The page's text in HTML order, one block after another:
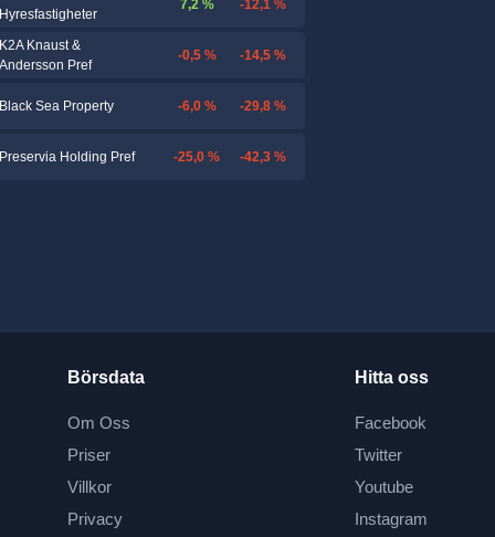
Hyresfastigheter
7,2 % -12,1 %
K2A Knaust &
Andersson Pref
-0,5 % -14,5 %
Black Sea Property -6,0 % -29,8 %
Preservia Holding Pref -25,0 % -42,3 %
Börsdata
Om Oss
Priser
Villkor
Privacy
Hitta oss
Facebook
Twitter
Youtube
Instagram